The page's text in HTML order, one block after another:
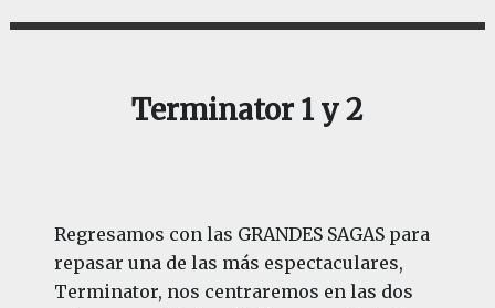
Terminator 1 y 2
Regresamos con las GRANDES SAGAS para
repasar una de las más espectaculares,
Terminator, nos centraremos en las dos